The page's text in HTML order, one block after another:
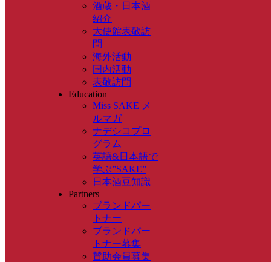
酒蔵・日本酒
紹介
大使館表敬訪
問
海外活動
国内活動
表敬訪問
Education
Miss SAKE メ
ルマガ
ナデシコプロ
グラム
英語&日本語で
学ぶ”SAKE”
日本酒豆知識
Partners
ブランドパー
トナー
ブランドパー
トナー募集
賛助会員募集